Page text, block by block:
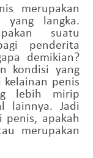
merupakan
yang langka.
suatu
penderita
demikian?
kondisi yang
kelainan penis
lebih mirip
lainnya. Jadi
penis, apakah
merupakan